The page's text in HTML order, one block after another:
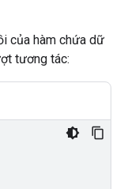
của hàm chứa dữ
tương tác: